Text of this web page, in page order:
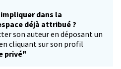
dans la
déjà attribué ?
son auteur en déposant un
cliquant sur son profil
privé"